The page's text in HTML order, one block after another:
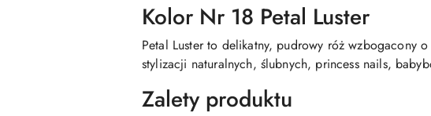
Kolor Nr 18 Petal Luster
Petal Luster to delikatny, pudrowy róż wzbogacony
stylizacji naturalnych, ślubnych, princess nails,
Zalety produktu